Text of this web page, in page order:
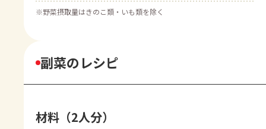
※野菜摂取量はきのこ類・いも類を除く
副菜のレシピ
材料（2人分）